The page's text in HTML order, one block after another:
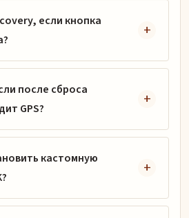
если кнопка
после сброса
GPS?
кастомную